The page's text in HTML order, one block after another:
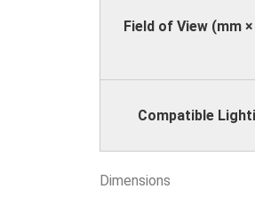
Field of View (mm
Compatible
Dimensions